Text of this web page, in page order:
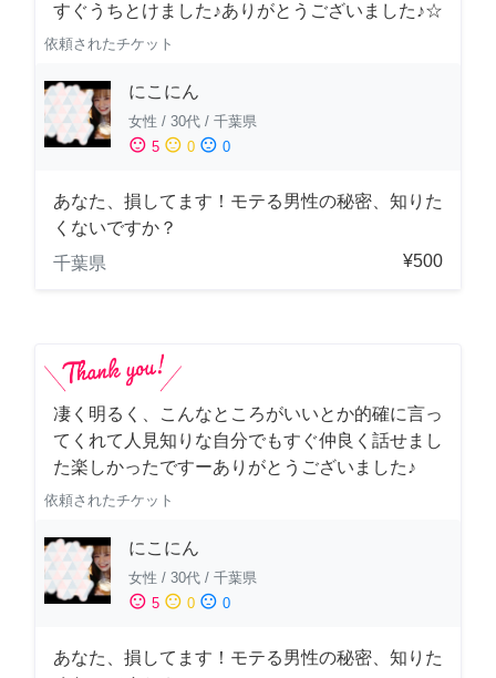
すぐうちとけました♪ありがとうございました♪☆
依頼されたチケット
にこにん
女性 / 30代 / 千葉県
sentiment_satisfied 5 sentiment_neutral 0 sentiment_dissatisfied 0
あなた、損してます！モテる男性の秘密、知りた
くないですか？
千葉県
¥500
凄く明るく、こんなところがいいとか的確に言っ
てくれて人見知りな自分でもすぐ仲良く話せまし
た楽しかったですーありがとうございました♪
依頼されたチケット
にこにん
女性 / 30代 / 千葉県
sentiment_satisfied 5 sentiment_neutral 0 sentiment_dissatisfied 0
あなた、損してます！モテる男性の秘密、知りた